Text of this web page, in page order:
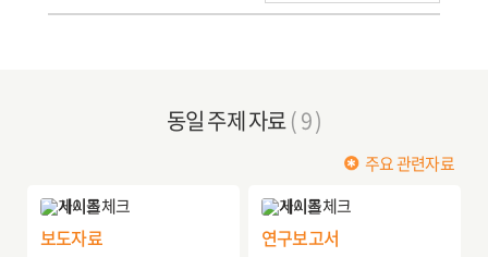
동일 주제 자료( 9 )
주요 관련자료
보도자료 연구보고서